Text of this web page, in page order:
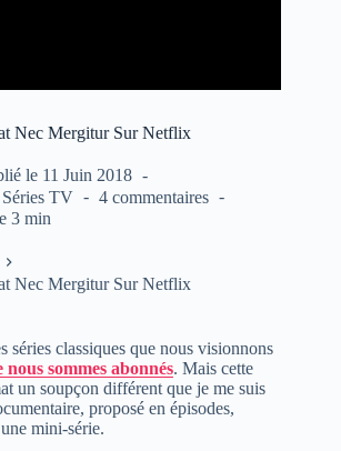
Nec Mergitur Sur Netflix
le 11 Juin 2018
Séries TV
4 commentaires
3 min
Nec Mergitur Sur Netflix
séries classiques que nous visionnons
nous sommes abonnés. Mais cette
un soupçon différent que je me suis
proposé en épisodes,
mini-série.